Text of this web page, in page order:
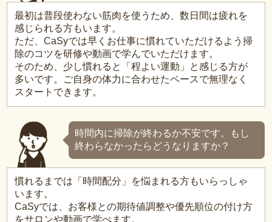
最初は普段使わない筋肉を使うため、数日間は疲れを
感じられる方もいます。
ただ、CaSyでは早くお仕事に慣れていただけるよう掃
除のコツを研修や動画で学んでいただけます。
そのため、少し慣れると「程よい運動」と感じる方が
多いです。ご自身の体力に合わせたペースで無理なく
スタートできます。
時間内に掃除が終わるか不安です。もし
終わらなかったらどうなりますか？
慣れるまでは「時間配分」を悩まれる方もいらっしゃ
います。
CaSyでは、お客様との期待値調整や優先順位の付け方
をサロンや動画で学べます。